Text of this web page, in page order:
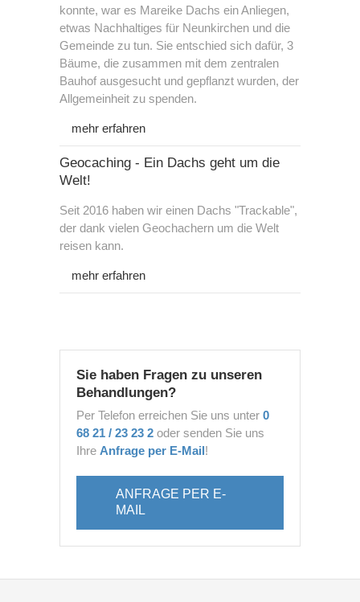
konnte, war es Mareike Dachs ein Anliegen,
etwas Nachhaltiges für Neunkirchen und die
Gemeinde zu tun. Sie entschied sich dafür, 3
Bäume, die zusammen mit dem zentralen
Bauhof ausgesucht und gepflanzt wurden, der
Allgemeinheit zu spenden.
mehr erfahren
Geocaching - Ein Dachs geht um die
Welt!
Seit 2016 haben wir einen Dachs "Trackable",
der dank vielen Geochachern um die Welt
reisen kann.
mehr erfahren
Sie haben Fragen zu unseren
Behandlungen?
Per Telefon erreichen Sie uns unter 0
68 21 / 23 23 2 oder senden Sie uns
Ihre Anfrage per E-Mail!
ANFRAGE PER E-
MAIL